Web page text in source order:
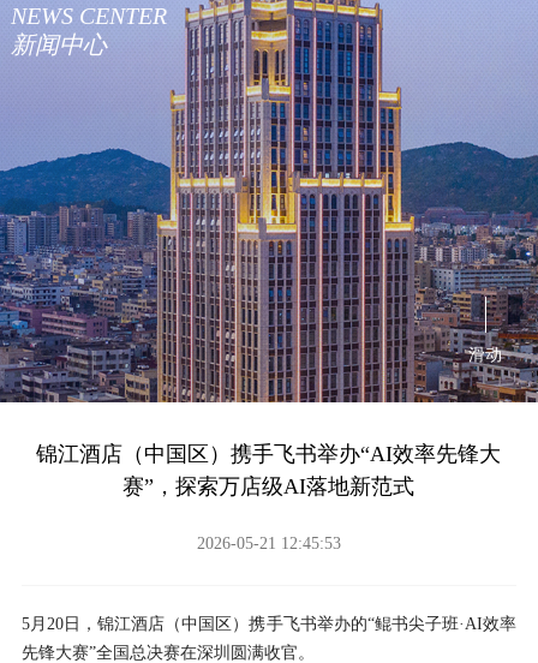
NEWS CENTER
新闻中心
滑动
锦江酒店（中国区）携手飞书举办“AI效率先锋大
赛”，探索万店级AI落地新范式
2026-05-21 12:45:53
5月20日，锦江酒店（中国区）携手飞书举办的“鲲书尖子班·AI效率
先锋大赛”全国总决赛在深圳圆满收官。